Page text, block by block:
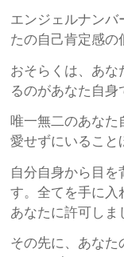
エンジェルナンバ
たの自己肯定感の
おそらくは、あな
るのがあなた自身
唯一無二のあなた
愛せずにいること
自分自身から目
す。全てを手に入
あなたに許可しま
その先に、あなた